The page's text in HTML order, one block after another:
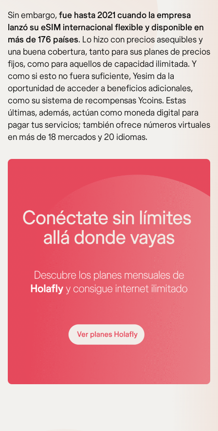
Sin embargo,fue hasta 2021 cuando la empresa
lanzó su eSIM internacional flexible y disponible en
más de 176 países. Lo hizo con precios asequibles y
una buena cobertura, tanto para sus planes de precios
fijos, como para aquellos de capacidad ilimitada. Y
como si esto no fuera suficiente, Yesim da la
oportunidad de acceder a beneficios adicionales,
como su sistema de recompensas Ycoins. Estas
últimas, además, actúan como moneda digital para
pagar tus servicios; también ofrece números virtuales
en más de 18 mercados y 20 idiomas.